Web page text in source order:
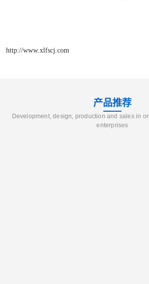
http://www.xlfscj.com
产品推荐
Development, design, production and sales in
enterprises